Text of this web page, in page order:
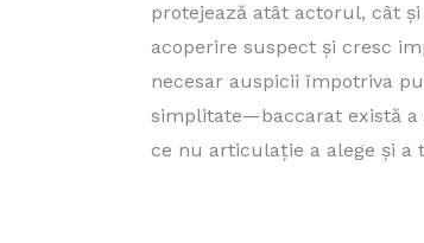
protejează atât actorul, cât
acoperire suspect și cresc
necesar auspicii împotriva
simplitate—baccarat există a
ce nu articulație a alege și a